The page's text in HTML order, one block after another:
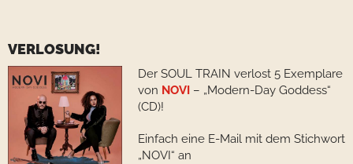
VERLOSUNG!
Der SOUL TRAIN verlost 5 Exemplare
von NOVI – „Modern-Day Goddess“
(CD)!
Einfach eine E-Mail mit dem Stichwort
„NOVI“ an